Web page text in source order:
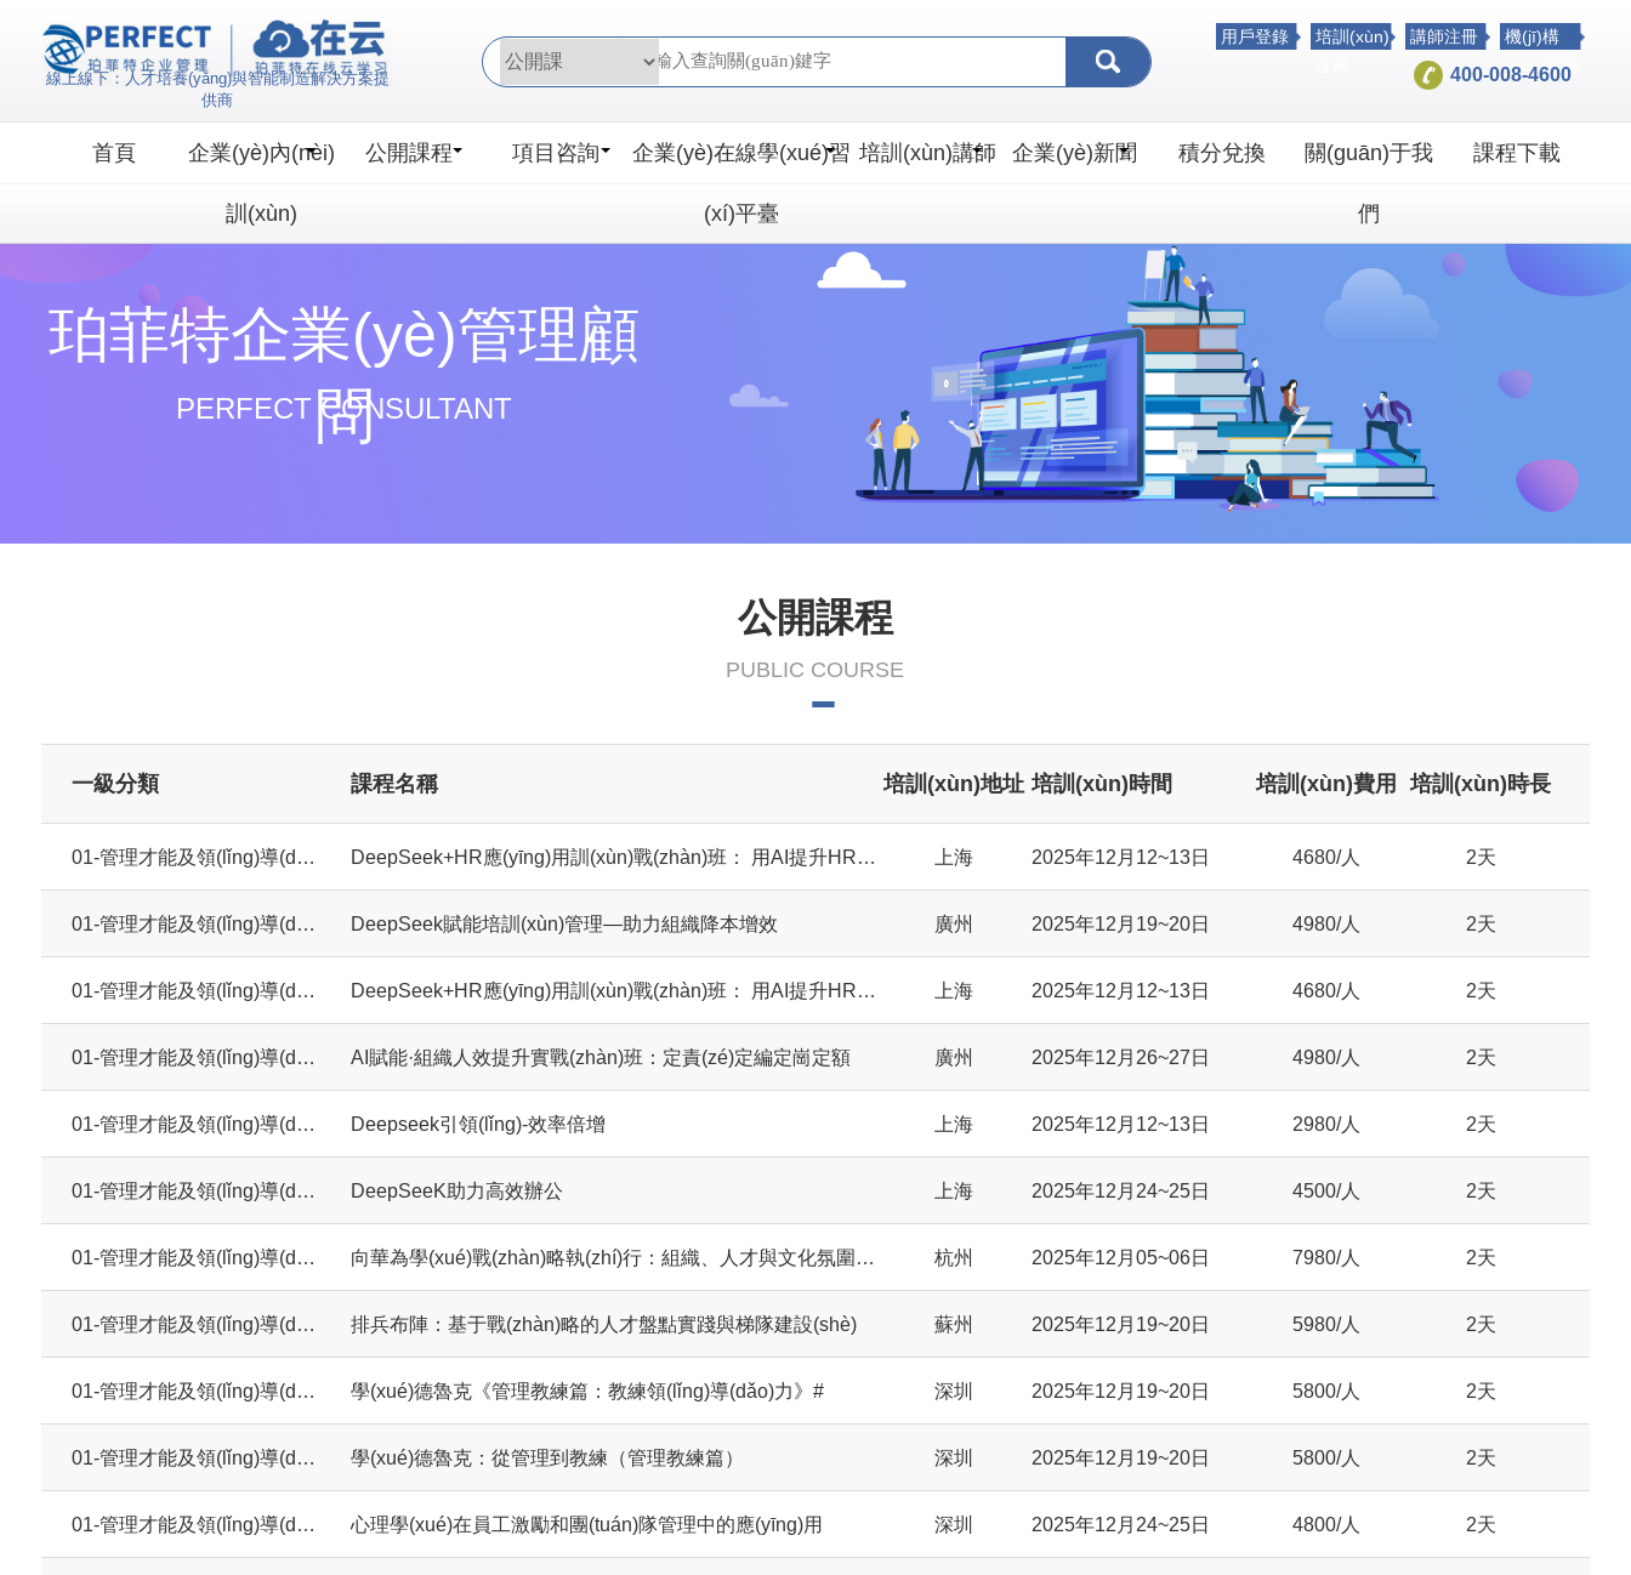
三级片国产小电影在线看_日韩放荡少妇无码_国产成人久久综合电影_少妇人妻无码专用视频1
線上線下：人才培養(yǎng)與智能制造解決方案提
供商
用戶登錄
培訓(xùn)
講師注冊
機(jī)構
(gòu)注冊
400-008-4600
首頁 企業(yè)內(nèi)
訓(xùn)
公開課程 項目咨詢 企業(yè)在線學(xué)習
(xí)平臺
培訓(xùn)講師 企業(yè)新聞 積分兌換 關(guān)于我
們
課程下載
珀菲特企業(yè)管理顧
問
PERFECT CONSULTANT
公開課程
PUBLIC COURSE
一級分類 課程名稱 培訓(xùn)地址 培訓(xùn)時間 培訓(xùn)費用 培訓(xùn)時長
01-管理才能及領(lǐng)導(dǎo)力系列 DeepSeek+HR應(yīng)用訓(xùn)戰(zhàn)班： 用AI提升HR工作效能 上海 2025年12月12~13日 4680/人 2天
01-管理才能及領(lǐng)導(dǎo)力系列 DeepSeek賦能培訓(xùn)管理—助力組織降本增效 廣州 2025年12月19~20日 4980/人 2天
01-管理才能及領(lǐng)導(dǎo)力系列 DeepSeek+HR應(yīng)用訓(xùn)戰(zhàn)班： 用AI提升HR工作效能 上海 2025年12月12~13日 4680/人 2天
01-管理才能及領(lǐng)導(dǎo)力系列 AI賦能·組織人效提升實戰(zhàn)班：定責(zé)定編定崗定額 廣州 2025年12月26~27日 4980/人 2天
01-管理才能及領(lǐng)導(dǎo)力系列 Deepseek引領(lǐng)-效率倍增 上海 2025年12月12~13日 2980/人 2天
01-管理才能及領(lǐng)導(dǎo)力系列 DeepSeeK助力高效辦公 上海 2025年12月24~25日 4500/人 2天
01-管理才能及領(lǐng)導(dǎo)力系列 向華為學(xué)戰(zhàn)略執(zhí)行：組織、人才與文化氛圍建設(shè) 杭州 2025年12月05~06日 7980/人 2天
01-管理才能及領(lǐng)導(dǎo)力系列 排兵布陣：基于戰(zhàn)略的人才盤點實踐與梯隊建設(shè) 蘇州 2025年12月19~20日 5980/人 2天
01-管理才能及領(lǐng)導(dǎo)力系列 學(xué)德魯克《管理教練篇：教練領(lǐng)導(dǎo)力》# 深圳 2025年12月19~20日 5800/人 2天
01-管理才能及領(lǐng)導(dǎo)力系列 學(xué)德魯克：從管理到教練（管理教練篇） 深圳 2025年12月19~20日 5800/人 2天
01-管理才能及領(lǐng)導(dǎo)力系列 心理學(xué)在員工激勵和團(tuán)隊管理中的應(yīng)用 深圳 2025年12月24~25日 4800/人 2天